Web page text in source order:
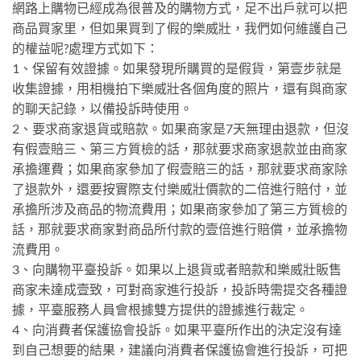
網路上購物已經成為很普及的購物方式，足不出戶就可以把
商品買家里，但如果買到了假的樂威壯，我們如何維護自己
的權益呢?處理方式如下：
1、保留有效證據。如果發現所購買的是假貨，第壹步就是
收集證據，用相機拍下樂威壯各個角度的照片，還有與商家
的聊天記錄，以備投訴時使用。
2、要求商家退貨或賠款。如果商家是7天無理由退款，但沒
有假壹賠三、第三方質檢的話，那就要求商家退款並由商家
承擔運費；如果商家參加了假壹賠三的話，那就要求商家除
了退款外，還要按實際支付樂威壯價款的二倍進行賠付，並
承擔所涉及商品的物流費用；如果商家參加了第三方質檢的
話，那就要求商家對商品所付款的壹倍進行賠償，並承擔物
流費用。
3、向購物平臺投訴。如果以上退貨或者賠款和樂威壯販售
商家未達成壹致，可對商家進行投訴，投訴時需提交各種證
據，平臺服務人員會根據雙方提供的證據進行裁定。
4、向消費者保護協會投訴。如果平臺所作出的決定沒有達
到自己想要的結果，建議向消費者保護協會進行投訴，可把